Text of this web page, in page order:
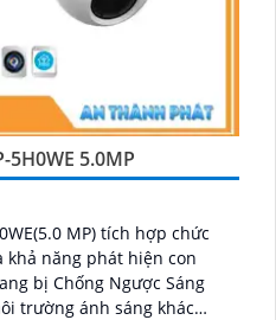
5H0WE 5.0MP
MP) tích hợp chức
khả năng phát hiện con
bị Chống Ngược Sáng
trường ánh sáng khác